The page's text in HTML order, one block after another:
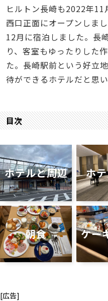
ヒルトン長崎も2022年
西口正面にオープンしま
12月に宿泊しました。長
り、客室もゆったりした
た。長崎駅前という好立
待ができるホテルだと思い
目次
ホテルと周辺 ホ
朝食 ケー
[広告]